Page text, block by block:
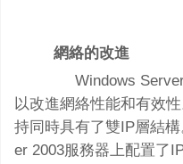
網絡的改進
Windows Server
以改進網絡性能和有效
持同時具有了雙IP層結
er 2003服務器上配置了